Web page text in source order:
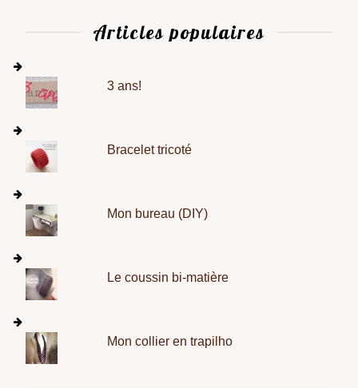
Articles populaires
3 ans!
Bracelet tricoté
Mon bureau (DIY)
Le coussin bi-matière
Mon collier en trapilho